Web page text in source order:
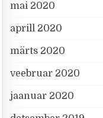
mai 2020
aprill 2020
märts 2020
veebruar 2020
jaanuar 2020